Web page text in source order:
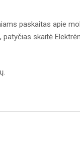
paskaitas apie
skaitė